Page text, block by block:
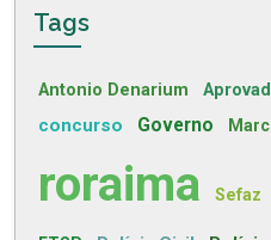
Tags
Antonio Denarium
concurso Governo
roraima Sefaz